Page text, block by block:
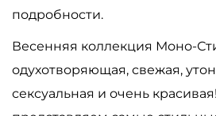
подробности.
Весенняя коллекция Моно-
одухотворяющая, свежая,
сексуальная и очень